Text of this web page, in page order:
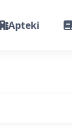
Apteki